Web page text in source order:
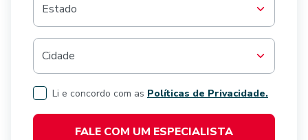
Estado
Cidade
Li e concordo com as Políticas de Privacidade.
FALE COM UM ESPECIALISTA